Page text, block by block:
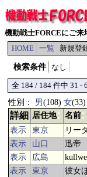
機動戦士FORCEにご
HOME
一覧 新規登
検索条件 なし
全 184 / 184 件中 31 -
性別： 男(108) 女(33)
詳細 居住地 ▲
▼
名前▲
▼
表示 東京 リー
表示
山口 迅帝
表示
広島
表示
東京 彼女